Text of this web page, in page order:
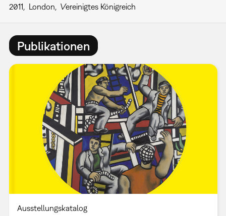
2011 London Vereinigtes Königreich
Publikationen
Ausstellungskatalog